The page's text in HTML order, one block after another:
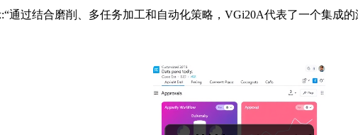
过结合磨削、多任务加工和自动化策略，VGi20A代表了一个集成